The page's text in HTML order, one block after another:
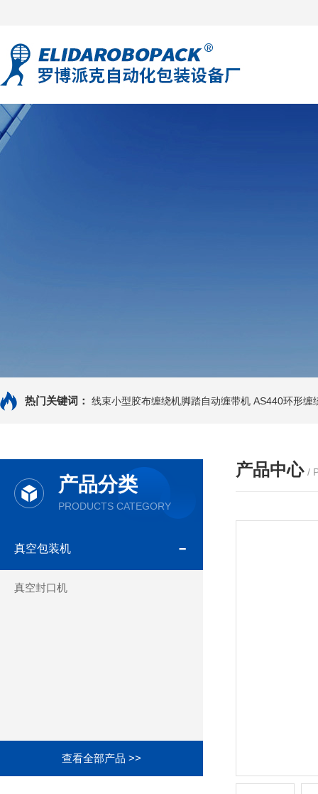
热门关键词： 线束小型胶布缠绕机脚踏自动缠带机 AS440环形缠
产品分类
PRODUCTS CATEGORY
真空包装机
真空封口机
查看全部产品 >>
产品中心 /